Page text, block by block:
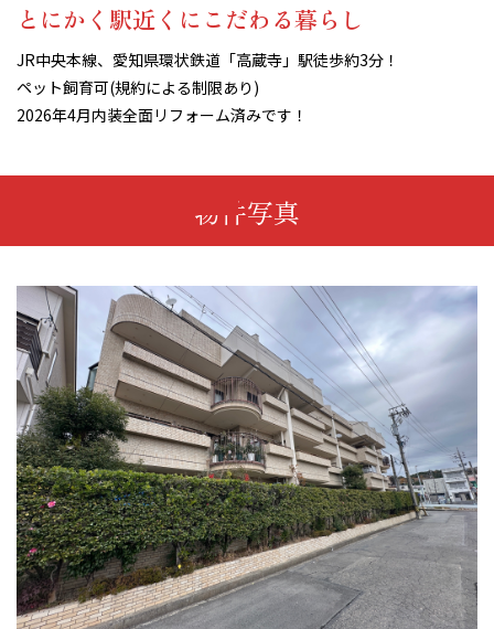
とにかく駅近くにこだわる暮らし
JR中央本線、愛知県環状鉄道「高蔵寺」駅徒歩約3分！
ペット飼育可(規約による制限あり)
2026年4月内装全面リフォーム済みです！
物件写真